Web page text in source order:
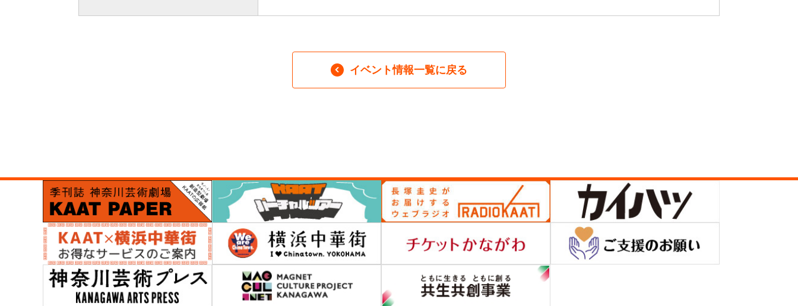
イベント情報一覧に戻る